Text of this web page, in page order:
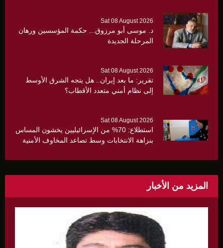
Sat 08 August 2026
د. موسى أبو مرزوق... حكمة المؤسسين ورهان
المرحلة الجديدة
Sat 08 August 2026
تقرير: ما بعد إيران.. هل يتجه الشرق الأوسط
إلى نظام أمني متعدد الأقطاب؟
Sat 08 August 2026
استطلاع: 70% من الإسرائيليين يخشون المساس
بنزاهة الانتخابات وسط تصاعد المخاوف الأمنية
المزيد من الأخبار